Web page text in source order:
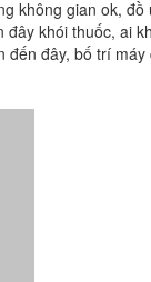
không biết đây là
gì gì nhưng cung